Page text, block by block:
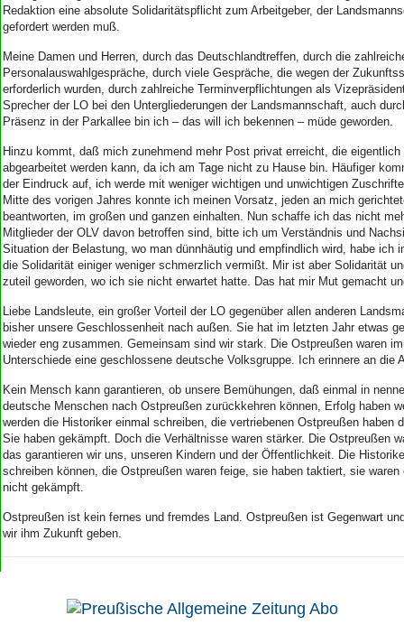
Redaktion eine absolute Solidaritätspflicht zum Arbeitgeber, der
gefordert werden muß.
Meine Damen und Herren, durch das Deutschlandtreffen, durch die
Personalauswahlgespräche, durch viele Gespräche, die wegen der
erforderlich wurden, durch zahlreiche Terminverpflichtungen als
Sprecher der LO bei den Untergliederungen der Landsmannschaft, auch
Präsenz in der Parkallee bin ich – das will ich bekennen – müde geworden.
Hinzu kommt, daß mich zunehmend mehr Post privat erreicht, die eigentlich
abgearbeitet werden kann, da ich am Tage nicht zu Hause bin. Häufiger
der Eindruck auf, ich werde mit weniger wichtigen und unwichtigen
Mitte des vorigen Jahres konnte ich meinen Vorsatz, jeden an mich
beantworten, im großen und ganzen einhalten. Nun schaffe ich das nicht
Mitglieder der OLV davon betroffen sind, bitte ich um Verständnis und
Situation der Belastung, wo man dünnhäutig und empfindlich wird, habe ich
die Solidarität einiger weniger schmerzlich vermißt. Mir ist aber Solidarität
zuteil geworden, wo ich sie nicht erwartet hatte. Das hat mir Mut gemacht
Liebe Landsleute, ein großer Vorteil der LO gegenüber allen anderen
bisher unsere Geschlossenheit nach außen. Sie hat im letzten Jahr etwas
wieder eng zusammen. Gemeinsam sind wir stark. Die Ostpreußen waren
Unterschiede eine geschlossene deutsche Volksgruppe. Ich erinnere an die
Kein Mensch kann garantieren, ob unsere Bemühungen, daß einmal in
deutsche Menschen nach Ostpreußen zurückkehren können, Erfolg haben
werden die Historiker einmal schreiben, die vertriebenen Ostpreußen haben
Sie haben gekämpft. Doch die Verhältnisse waren stärker. Die Ostpreußen
das garantieren wir uns, unseren Kindern und der Öffentlichkeit. Die
schreiben können, die Ostpreußen waren feige, sie haben taktiert, sie waren
nicht gekämpft.
Ostpreußen ist kein fernes und fremdes Land. Ostpreußen ist Gegenwart
wir ihm Zukunft geben.